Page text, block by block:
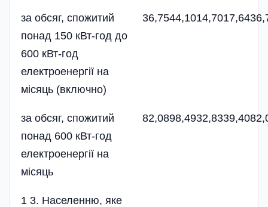
за обсяг, спожитий
понад 150 кВт-год до
600 кВт-год
електроенергії на
місяць (включно)
36,7544,1014,7017,64
за обсяг, спожитий
понад 600 кВт-год
електроенергії на
місяць
82,0898,4932,8339,40
1 3. Населенню, яке